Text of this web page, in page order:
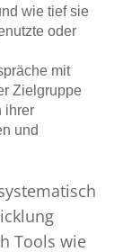
wie tief sie
oder
mit
Zielgruppe
ihrer
und
Tools wie